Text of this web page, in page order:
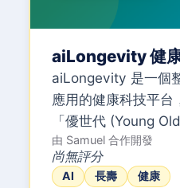
aiLongevity 健
aiLongevity 是一個
應用的健康科技平
「優世代 (Young
命是利用最新的生成
延壽科學轉化為「隨
由 Samuel合作開發
尚無評分
AI 長壽 健康